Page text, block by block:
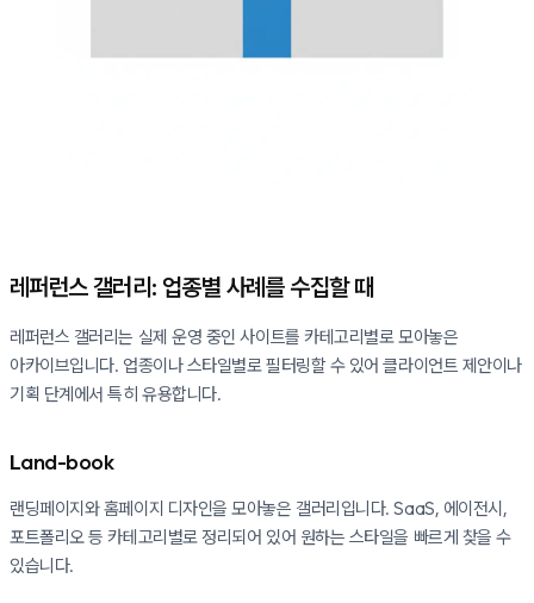
레퍼런스 갤러리: 업종별 사례를 수집할 때
레퍼런스 갤러리는 실제 운영 중인 사이트를 카테고리별로 모아놓은
아카이브입니다. 업종이나 스타일별로 필터링할 수 있어 클라이언트 제안이나
기획 단계에서 특히 유용합니다.
Land-book
랜딩페이지와 홈페이지 디자인을 모아놓은 갤러리입니다. SaaS, 에이전시,
포트폴리오 등 카테고리별로 정리되어 있어 원하는 스타일을 빠르게 찾을 수
있습니다.